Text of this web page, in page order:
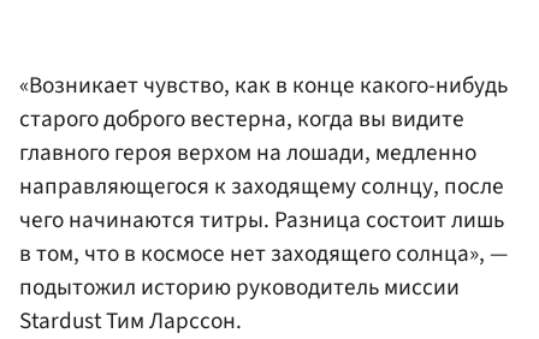
«Возникает чувство, как в конце какого-нибудь
старого доброго вестерна, когда вы видите
главного героя верхом на лошади, медленно
направляющегося к заходящему солнцу, после
чего начинаются титры. Разница состоит лишь
в том, что в космосе нет заходящего солнца», —
подытожил историю руководитель миссии
Stardust Тим Ларссон.